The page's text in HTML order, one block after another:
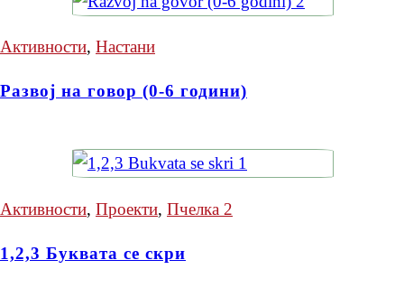
Активности, Настани
Развој на говор (0-6 години)
Активности, Проекти, Пчелка 2
1,2,3 Буквата се скри